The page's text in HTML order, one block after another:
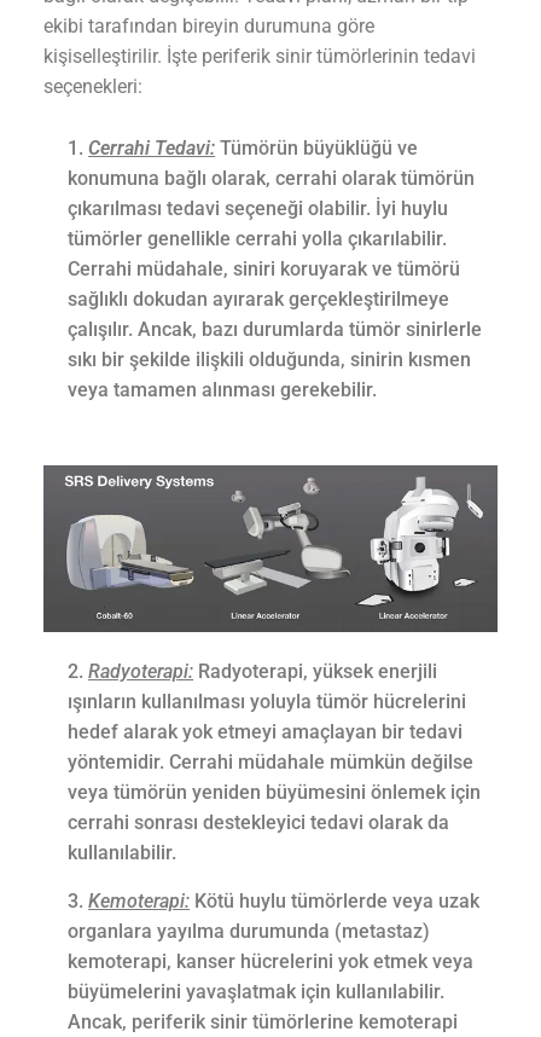
ekibi tarafından bireyin durumuna göre
kişiselleştirilir. İşte periferik sinir tümörlerinin tedavi
seçenekleri:
Cerrahi Tedavi: Tümörün büyüklüğü ve
konumuna bağlı olarak, cerrahi olarak tümörün
çıkarılması tedavi seçeneği olabilir. İyi huylu
tümörler genellikle cerrahi yolla çıkarılabilir.
Cerrahi müdahale, siniri koruyarak ve tümörü
sağlıklı dokudan ayırarak gerçekleştirilmeye
çalışılır. Ancak, bazı durumlarda tümör sinirlerle
sıkı bir şekilde ilişkili olduğunda, sinirin kısmen
veya tamamen alınması gerekebilir.
Radyoterapi: Radyoterapi, yüksek enerjili
ışınların kullanılması yoluyla tümör hücrelerini
hedef alarak yok etmeyi amaçlayan bir tedavi
yöntemidir. Cerrahi müdahale mümkün değilse
veya tümörün yeniden büyümesini önlemek için
cerrahi sonrası destekleyici tedavi olarak da
kullanılabilir.
Kemoterapi: Kötü huylu tümörlerde veya uzak
organlara yayılma durumunda (metastaz)
kemoterapi, kanser hücrelerini yok etmek veya
büyümelerini yavaşlatmak için kullanılabilir.
Ancak, periferik sinir tümörlerine kemoterapi